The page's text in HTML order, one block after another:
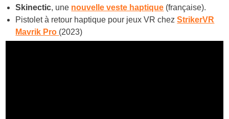
Skinectic, une nouvelle veste haptique (française).
Pistolet à retour haptique pour jeux VR chezStrikerVR
Mavrik Pro (2023)